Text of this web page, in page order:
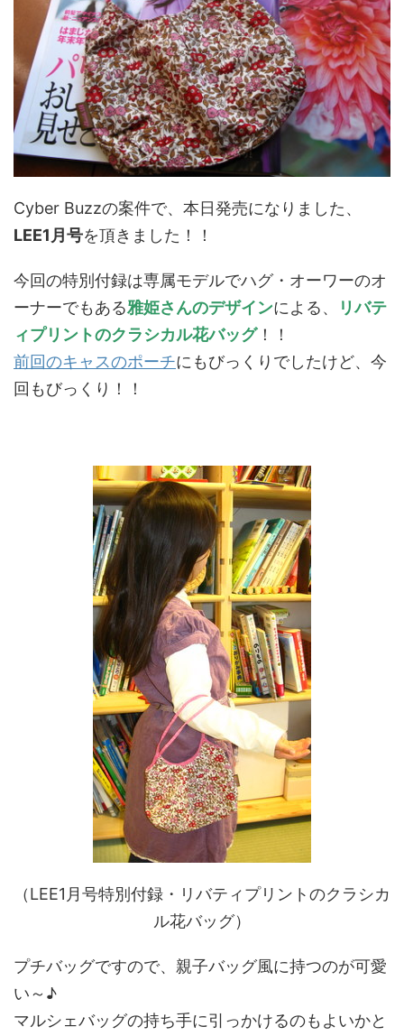
Cyber Buzzの案件で、本日発売になりました、
LEE1月号を頂きました！！
今回の特別付録は専属モデルでハグ・オーワーのオ
ーナーでもある雅姫さんのデザインによる、
リバテ
ィプリントのクラシカル花バッグ！！
前回のキャスのポーチにもびっくりでしたけど、今
回もびっくり！！
（LEE1月号特別付録・リバティプリントのクラシカ
ル花バッグ）
プチバッグですので、親子バッグ風に持つのが可愛
い～♪
マルシェバッグの持ち手に引っかけるのもよいかと